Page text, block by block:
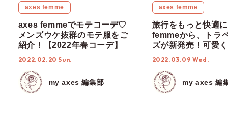
axes femme
axes femmeでモテコーデ♡
メンズウケ抜群のモテ服をご
紹介！【2022年春コーデ】
2022.02.20 Sun.
my axes 編集部
axes femme
旅行をもっと快適
femmeから、トラ
ズが新発売！可愛
トラベルグッズで
2022.03.09 Wed.
my axes 編